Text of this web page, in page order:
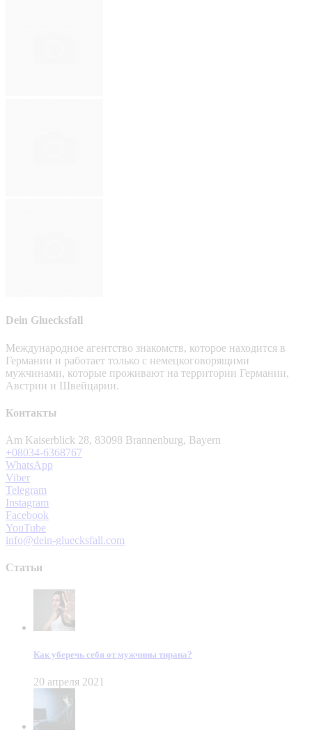
Dein Gluecksfall
Международное агентство знакомств, которое находится в
Германии и работает только с немецкоговорящими
мужчинами, которые проживают на территории Германии,
Австрии и Швейцарии.
Контакты
Am Kaiserblick 28, 83098 Brannenburg, Bayern
+08034-6368767
WhatsApp
Viber
Telegram
Instagram
Facebook
YouTube
info@dein-gluecksfall.com
Статьи
Как уберечь себя от мужчины тирана?
20 апреля 2021